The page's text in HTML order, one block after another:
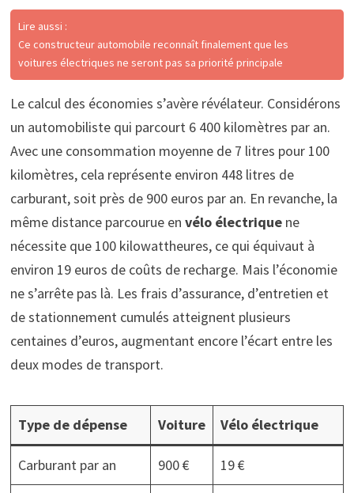
Lire aussi :
Ce constructeur automobile reconnaît finalement que les
voitures électriques ne seront pas sa priorité principale
Le calcul des économies s’avère révélateur. Considérons
un automobiliste qui parcourt 6 400 kilomètres par an.
Avec une consommation moyenne de 7 litres pour 100
kilomètres, cela représente environ 448 litres de
carburant, soit près de 900 euros par an. En revanche, la
même distance parcourue en vélo électriquene
nécessite que 100 kilowattheures, ce qui équivaut à
environ 19 euros de coûts de recharge. Mais l’économie
ne s’arrête pas là. Les frais d’assurance, d’entretien et
de stationnement cumulés atteignent plusieurs
centaines d’euros, augmentant encore l’écart entre les
deux modes de transport.
Type de dépense Voiture Vélo électrique
Carburant par an 900 € 19 €